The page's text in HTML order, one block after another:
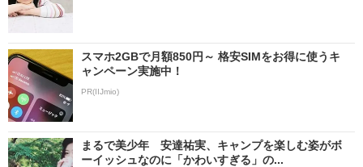
スマホ2GBで月額850円～ 格安SIMをお得に使うキ
ャンペーン実施中！
PR(IIJmio)
まるで美少年 安達祐実、キャンプを楽しむ姿がボ
ーイッシュなのに「かわいすぎる」の...